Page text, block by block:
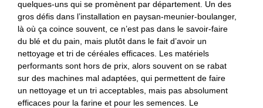
quelques-uns qui se promènent par département. Un des
gros défis dans l’installation en paysan-meunier-boulanger,
là où ça coince souvent, ce n’est pas dans le savoir-faire
du blé et du pain, mais plutôt dans le fait d’avoir un
nettoyage et tri de céréales efficaces. Les matériels
performants sont hors de prix, alors souvent on se rabat
sur des machines mal adaptées, qui permettent de faire
un nettoyage et un tri acceptables, mais pas absolument
efficaces pour la farine et pour les semences. Le